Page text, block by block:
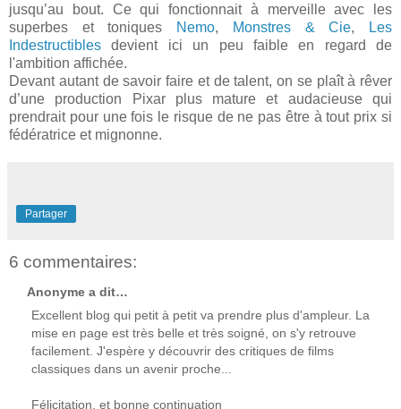
jusqu’au bout. Ce qui fonctionnait à merveille avec les
superbes et toniques
Nemo, Monstres &Cie,
Les
Indestructibles devient ici un peu faible en regard de
l'ambition affichée.
Devant autant de savoir faire et de talent, on se plaîtà rêver
d’une production
Pixarplus mature et audacieuse qui
prendrait pour une fois le risque de ne pas être à tout prix si
fédératrice et mignonne.
Partager
6 commentaires:
Anonyme a dit…
Excellent blog qui petit à petit va prendre plus d'ampleur. La
mise en page est très belle et très soigné, on s'y retrouve
facilement. J'espère y découvrir des critiques de films
classiques dans un avenir proche...
Félicitation, et bonne continuation